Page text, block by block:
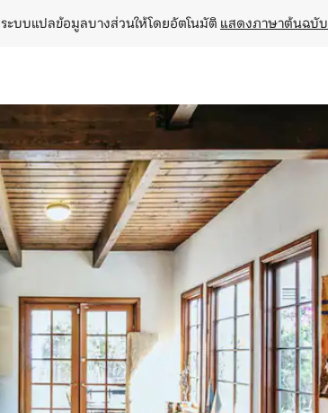
ระบบแปลข้อมูลบางส่วนให้โดยอัตโนมัติ แสดงภาษาต้นฉบับ